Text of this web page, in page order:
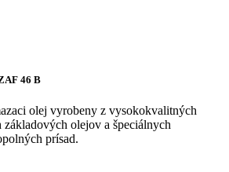
46 B
olej vyrobeny z vysokokvalitných
olejov a špeciálnych
prísad.